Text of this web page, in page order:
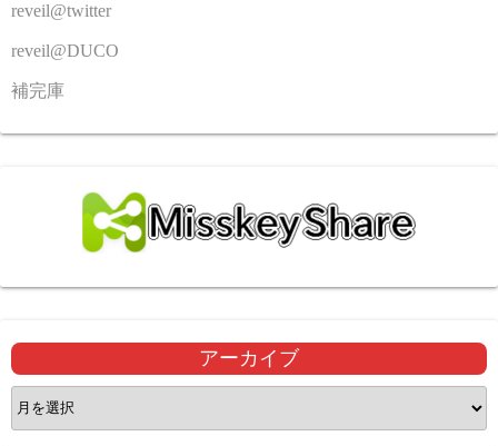
reveil@twitter
reveil@DUCO
補完庫
アーカイブ
ア
ー